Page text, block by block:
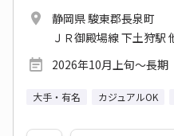
静岡県 駿東郡長泉町
ＪＲ御殿場線 下土狩駅
2026年10月上旬～長期
大手・有名 カジュアルOK